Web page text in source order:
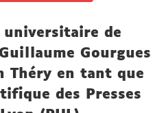
universitaire de
Gourgues
Théry en tant que
des Presses